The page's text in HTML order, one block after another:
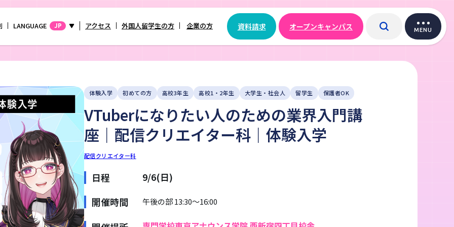
LANGUAGE JP アクセス 外国人留学生の方 企業の方 資料請求 オープンキャンパス MENU
体験入学 初めての方 高校3年生 高校1・2年生 大学生・社会人 留学生 保護者OK
VTuberになりたい人のための業界入門講
座｜配信クリエイター科｜体験入学
配信クリエイター科
日程
9/6(日)
開催時間
午後の部 13:30～16:00